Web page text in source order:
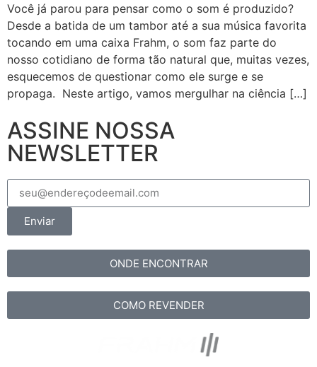
Você já parou para pensar como o som é produzido?
Desde a batida de um tambor até a sua música favorita
tocando em uma caixa Frahm, o som faz parte do
nosso cotidiano de forma tão natural que, muitas vezes,
esquecemos de questionar como ele surge e se
propaga. Neste artigo, vamos mergulhar na ciência […]
ASSINE NOSSA
NEWSLETTER
Enviar
ONDE ENCONTRAR
COMO REVENDER